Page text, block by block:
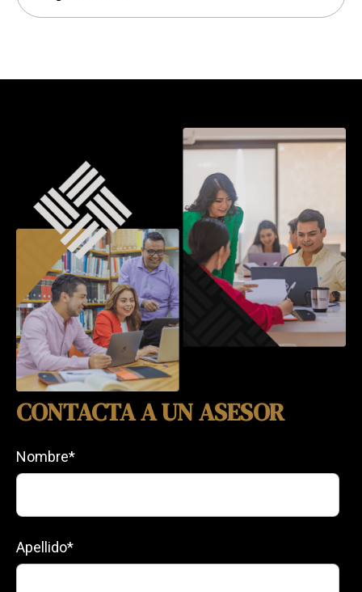
Se te guiará en la creación de estrategias de
configurando una imagen que se alinee con
tus objetivos, tanto en el ámbito político
como en el empresarial.
CONTACTA A UN ASESOR
Nombre*
Apellido*